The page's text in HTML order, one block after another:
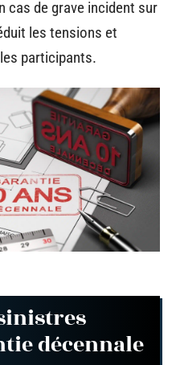
cas de grave incident sur
les tensions et
participants.
décennale